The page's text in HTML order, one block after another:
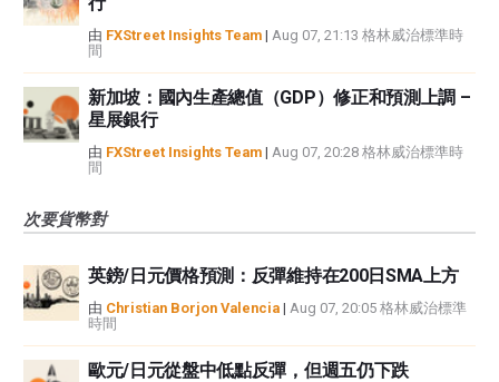
由 FXStreet Insights Team | Aug 07, 21:13 格林威治標準時
間
新加坡：國內生產總值（GDP）修正和預測上調 –
星展銀行
由 FXStreet Insights Team | Aug 07, 20:28 格林威治標準時
間
次要貨幣對
英鎊/日元價格預測：反彈維持在200日SMA上方
由 Christian Borjon Valencia | Aug 07, 20:05 格林威治標準
時間
歐元/日元從盤中低點反彈，但週五仍下跌